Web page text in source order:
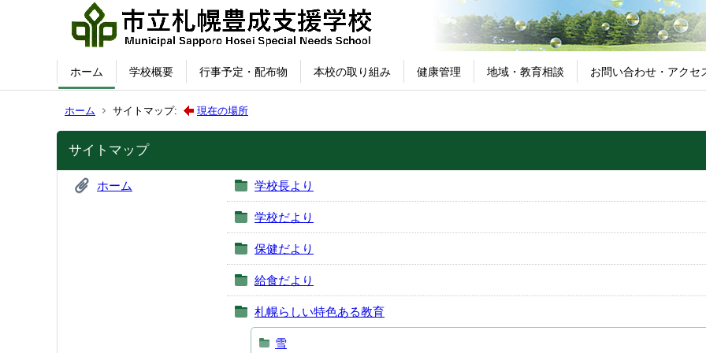
ホーム 学校概要 行事予定・配布物 本校の取り組み 健康管理 地域・教育相談 お問い合わせ・アクセ
ホーム サイトマップ: 現在の場所
サイトマップ
ホーム 学校長より
学校だより
保健だより
給食だより
札幌らしい特色ある教育
雪